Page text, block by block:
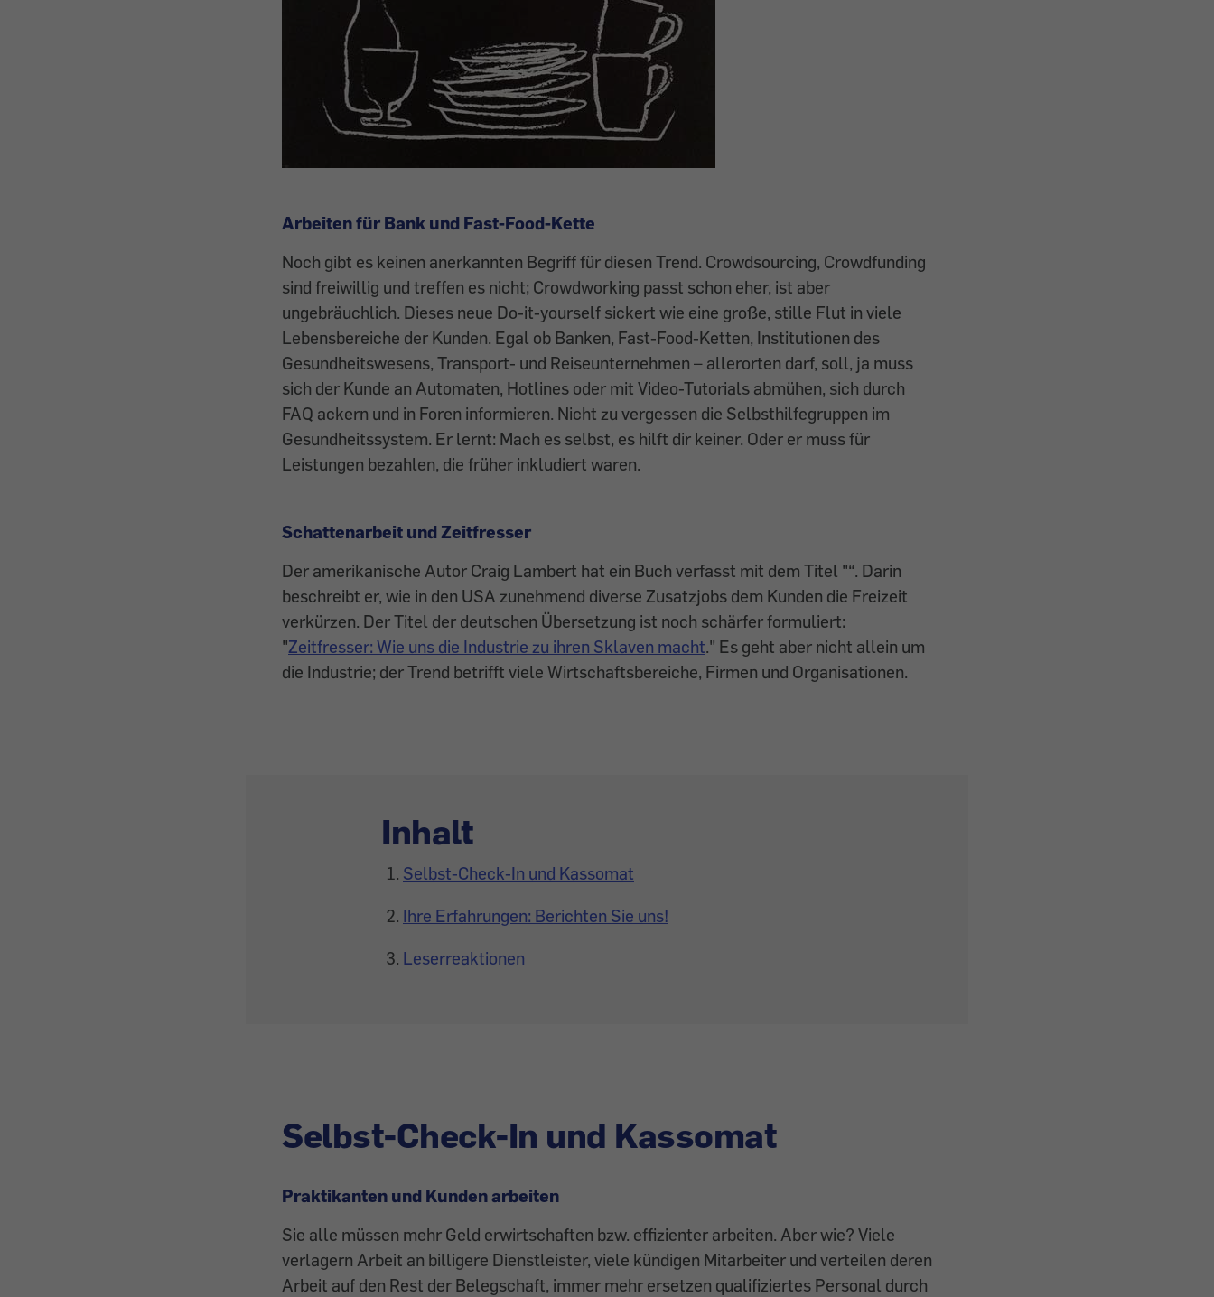
Arbeiten für Bank und Fast-Food-Kette
Noch gibt es keinen anerkannten Begriff für diesen Trend. Crowdsourcing, Crowdfunding
sind freiwillig und treffen es nicht; Crowdworking passt schon eher, ist aber
ungebräuchlich. Dieses neue Do-it-yourself sickert wie eine große, stille Flut in viele
Lebensbereiche der Kunden. Egal ob Banken, Fast-Food-Ketten, Institutionen des
Gesundheitswesens, Transport- und Reiseunternehmen – allerorten darf, soll, ja muss
sich der Kunde an Automaten, Hotlines oder mit Video-Tutorials abmühen, sich durch
FAQ ackern und in Foren informieren. Nicht zu vergessen die Selbsthilfegruppen im
Gesundheitssystem. Er lernt: Mach es selbst, es hilft dir keiner. Oder er muss für
Leistungen bezahlen, die früher inkludiert waren.
Schattenarbeit und Zeitfresser
Der amerikanische Autor Craig Lambert hat ein Buch verfasst mit dem Titel "“. Darin
beschreibt er, wie in den USA zunehmend diverse Zusatzjobs dem Kunden die Freizeit
verkürzen. Der Titel der deutschen Übersetzung ist noch schärfer formuliert:
"Zeitfresser: Wie uns die Industrie zu ihren Sklaven macht." Es geht aber nicht allein um
die Industrie; der Trend betrifft viele Wirtschaftsbereiche, Firmen und Organisationen.
Inhalt
Selbst-Check-In und Kassomat
Ihre Erfahrungen: Berichten Sie uns!
Leserreaktionen
Selbst-Check-In und Kassomat
Praktikanten und Kunden arbeiten
Sie alle müssen mehr Geld erwirtschaften bzw. effizienter arbeiten. Aber wie? Viele
verlagern Arbeit an billigere Dienstleister, viele kündigen Mitarbeiter und verteilen deren
Arbeit auf den Rest der Belegschaft, immer mehr ersetzen qualifiziertes Personal durch